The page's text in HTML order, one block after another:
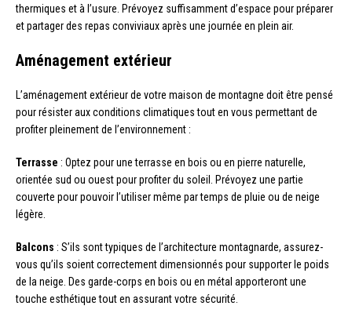
thermiques et à l’usure. Prévoyez suffisamment d’espace pour préparer
et partager des repas conviviaux après une journée en plein air.
Aménagement extérieur
L’aménagement extérieur de votre maison de montagne doit être pensé
pour résister aux conditions climatiques tout en vous permettant de
profiter pleinement de l’environnement :
Terrasse : Optez pour une terrasse en bois ou en pierre naturelle,
orientée sud ou ouest pour profiter du soleil. Prévoyez une partie
couverte pour pouvoir l’utiliser même par temps de pluie ou de neige
légère.
Balcons : S’ils sont typiques de l’architecture montagnarde, assurez-
vous qu’ils soient correctement dimensionnés pour supporter le poids
de la neige. Des garde-corps en bois ou en métal apporteront une
touche esthétique tout en assurant votre sécurité.